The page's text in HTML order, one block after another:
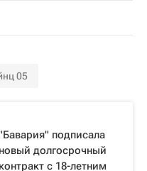
05
подписала
новый долгосрочный
контракт с 18-летним